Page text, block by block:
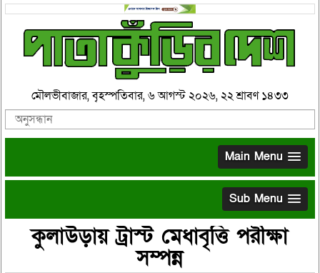
মৌলভীবাজার, বৃহস্পতিবার, ৬ আগস্ট ২০২৬, ২২ শ্রাবণ ১৪৩৩
Main Menu
Sub Menu
কুলাউড়ায় ট্রাস্ট মেধাবৃত্তি পরীক্ষা
সম্পন্ন